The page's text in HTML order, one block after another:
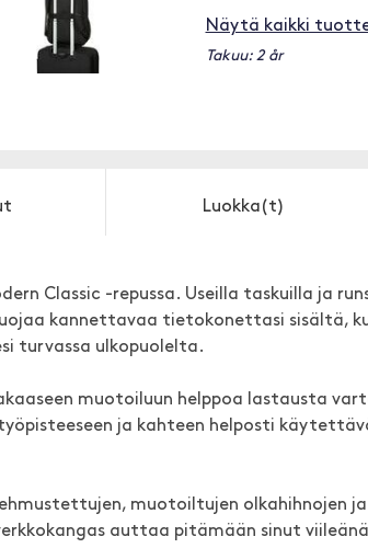
Näytä kaikki
Takuu: 2 år
Luokka(t)
Classic -repussa. Useilla taskuilla ja
kannettavaa tietokonettasi sisältä,
turvassa ulkopuolelta.
muotoiluun helppoa lastausta
ja kahteen helposti
muotoiltujen olkahihnojen ja
auttaa pitämään sinut